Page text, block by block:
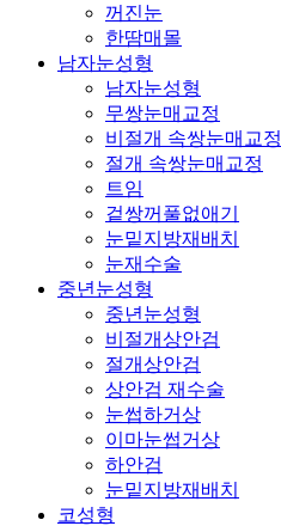
꺼진눈
한땀매몰
남자눈성형
남자눈성형
무쌍눈매교정
비절개 속쌍눈매교정
절개 속쌍눈매교정
트임
겉쌍꺼풀없애기
눈밑지방재배치
눈재수술
중년눈성형
중년눈성형
비절개상안검
절개상안검
상안검 재수술
눈썹하거상
이마눈썹거상
하안검
눈밑지방재배치
코성형